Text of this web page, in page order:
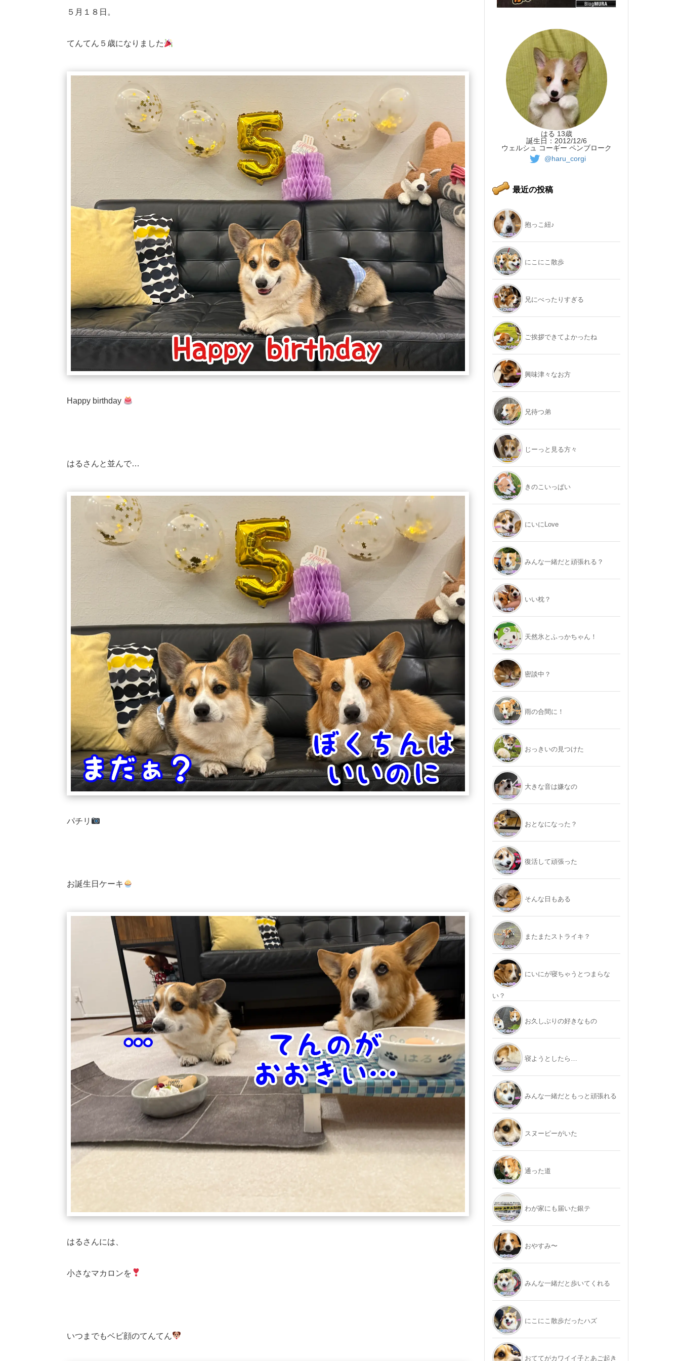
５月１８日。
てんてん５歳になりました
Happy birthday
はるさんと並んで…
パチリ
お誕生日ケーキ
はるさんには、
小さなマカロンを
いつまでもベビ顔のてんてん
はる 13歳
誕生日：2012/12/6
ウェルシュ コーギー ペンブローク
@haru_corgi
最近の投稿
抱っこ紐♪
にこにこ散歩
兄にべったりすぎる
ご挨拶できてよかったね
興味津々なお方
兄待つ弟
じーっと見る方々
きのこいっぱい
にいにLove
みんな一緒だと頑張れる？
いい枕？
天然氷とふっかちゃん！
密談中？
雨の合間に！
おっきいの見つけた
大きな音は嫌なの
おとなになった？
復活して頑張った
そんな日もある
またまたストライキ？
にいにが寝ちゃうとつまらな
い？
お久しぶりの好きなもの
寝ようとしたら…
みんな一緒だともっと頑張れる
スヌーピーがいた
通った道
わが家にも届いた銀テ
おやすみ〜
みんな一緒だと歩いてくれる
にこにこ散歩だったハズ
おててがカワイイ子とあご起き